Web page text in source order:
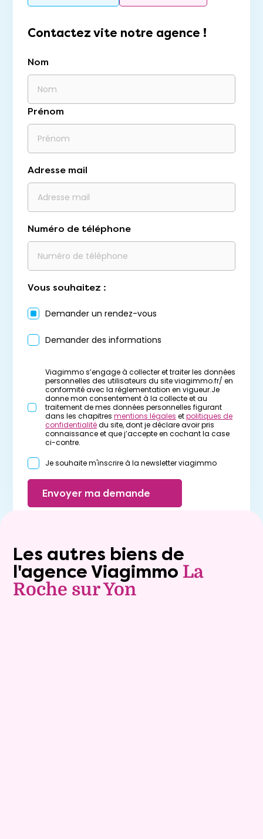
Contactez vite notre agence !
Nom
Prénom
Adresse mail
Numéro de téléphone
Vous souhaitez :
Demander un rendez-vous
Demander des informations
Viagimmo s’engage à collecter et traiter les données
personnelles des utilisateurs du site viagimmo.fr/ en
conformité avec la réglementation en vigueur.Je
donne mon consentement à la collecte et au
traitement de mes données personnelles figurant
dans les chapitres mentions légales etpolitiques de
confidentialitédu site, dont je déclare avoir pris
connaissance et que j’accepte en cochant la case
ci-contre.
Je souhaite m'inscrire à la newsletter viagimmo
Envoyer ma demande
Les autres biens de
l'agence Viagimmo La
Roche sur Yon